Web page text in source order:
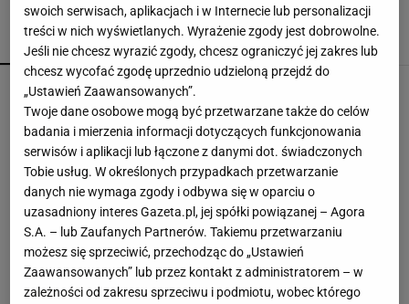
POPULARNE NAJNOWSZE
Sandały Keen to synonim wakacyjnego komfortu
- teraz tańsze o niemal 100 zł
Czółenka Lasocki aż 40% taniej. Kupisz je za
niewiele ponad 100 zł
W FACTORY Annopol powstał kort do padla.
Outletowi klienci zagrają za darmo
MATERIAŁ PROMOCYJNY
swoich serwisach, aplikacjach i w Internecie lub personalizacji
treści w nich wyświetlanych. Wyrażenie zgody jest dobrowolne.
Jeśli nie chcesz wyrazić zgody, chcesz ograniczyć jej zakres lub
chcesz wycofać zgodę uprzednio udzieloną przejdź do
„Ustawień Zaawansowanych”.
Twoje dane osobowe mogą być przetwarzane także do celów
badania i mierzenia informacji dotyczących funkcjonowania
serwisów i aplikacji lub łączone z danymi dot. świadczonych
Tobie usług. W określonych przypadkach przetwarzanie
danych nie wymaga zgody i odbywa się w oparciu o
uzasadniony interes Gazeta.pl, jej spółki powiązanej – Agora
S.A. – lub Zaufanych Partnerów. Takiemu przetwarzaniu
możesz się sprzeciwić, przechodząc do „Ustawień
Zaawansowanych” lub przez kontakt z administratorem – w
zależności od zakresu sprzeciwu i podmiotu, wobec którego